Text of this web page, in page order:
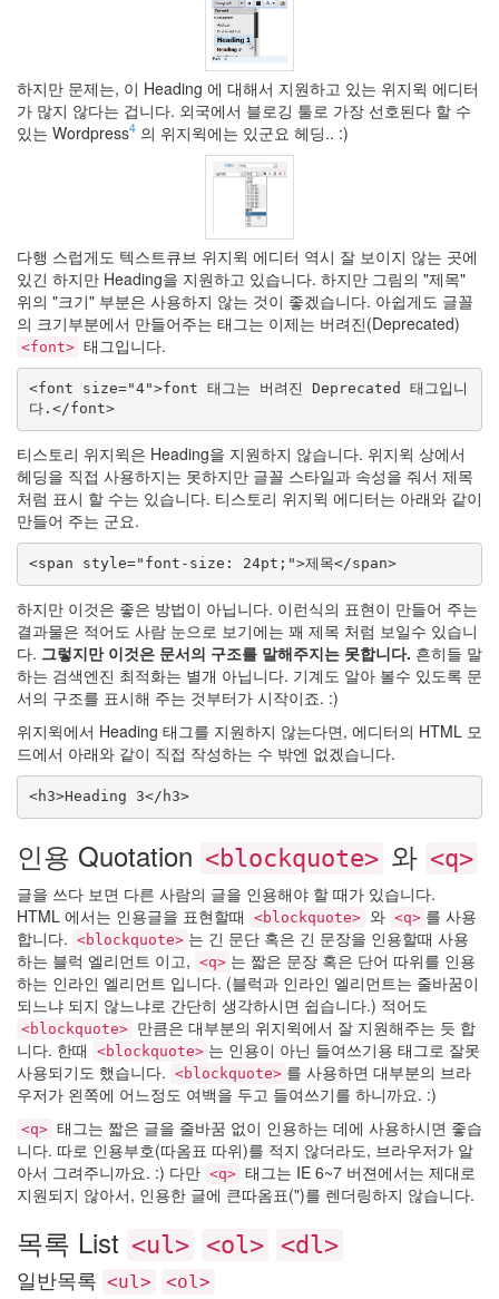
하지만 문제는, 이 Heading 에 대해서 지원하고 있는 위지윅 에디터
가 많지 않다는 겁니다. 외국에서 블로깅 툴로 가장 선호된다 할 수
있는 Wordpress4 의 위지윅에는 있군요 헤딩.. :)
다행 스럽게도 텍스트큐브 위지윅 에디터 역시 잘 보이지 않는 곳에
있긴 하지만 Heading을 지원하고 있습니다. 하지만 그림의 제목
위의
크기 부분은 사용하지 않는 것이 좋겠습니다. 아쉽게도 글꼴
의 크기부분에서 만들어주는 태그는 이제는 버려진(Deprecated)
<font> 태그입니다.
<font size="4">font 태그는 버려진 Deprecated 태그입니
다.</font>
티스토리 위지윅은 Heading을 지원하지 않습니다. 위지윅 상에서
헤딩을 직접 사용하지는 못하지만 글꼴 스타일과 속성을 줘서 제목
처럼 표시 할 수는 있습니다. 티스토리 위지윅 에디터는 아래와 같이
만들어 주는 군요.
<span style="font-size: 24pt;">제목</span>
하지만 이것은 좋은 방법이 아닙니다. 이런식의 표현이 만들어 주는
결과물은 적어도 사람 눈으로 보기에는 꽤 제목 처럼 보일수 있습니
다. 그렇지만 이것은 문서의 구조를 말해주지는 못합니다. 흔히들 말
하는 검색엔진 최적화는 별개 아닙니다. 기계도 알아 볼수 있도록 문
서의 구조를 표시해 주는 것부터가 시작이죠. :)
위지윅에서 Heading 태그를 지원하지 않는다면, 에디터의 HTML 모
드에서 아래와 같이 직접 작성하는 수 밖엔 없겠습니다.
<h3>Heading 3</h3>
인용 Quotation <blockquote> 와 <q>
글을 쓰다 보면 다른 사람의 글을 인용해야 할 때가 있습니다.
HTML 에서는 인용글을 표현할때
<blockquote> 와 <q> 를 사용
합니다. <blockquote> 는 긴 문단 혹은 긴 문장을 인용할때 사용
하는 블럭 엘리먼트 이고, <q> 는 짧은 문장 혹은 단어 따위를 인용
하는 인라인 엘리먼트 입니다. (블럭과 인라인 엘리먼트는 줄바꿈이
되느냐 되지 않느냐로 간단히 생각하시면 쉽습니다.) 적어도
<blockquote> 만큼은 대부분의 위지윅에서 잘 지원해주는 듯 합
니다. 한때
<blockquote> 는 인용이 아닌 들여쓰기용 태그로 잘못
사용되기도 했습니다. <blockquote> 를 사용하면 대부분의 브라
우저가 왼쪽에 어느정도 여백을 두고 들여쓰기를 하니까요. :)
<q> 태그는 짧은 글을 줄바꿈 없이 인용하는 데에 사용하시면 좋습
니다. 따로 인용부호(따옴표 따위)를 적지 않더라도, 브라우저가 알
아서 그려주니까요. :) 다만 <q> 태그는 IE 6~7 버젼에서는 제대로
지원되지 않아서, 인용한 글에 큰따옴표(")를 렌더링하지 않습니다.
목록 List <ul> <ol> <dl>
일반목록 <ul> <ol>